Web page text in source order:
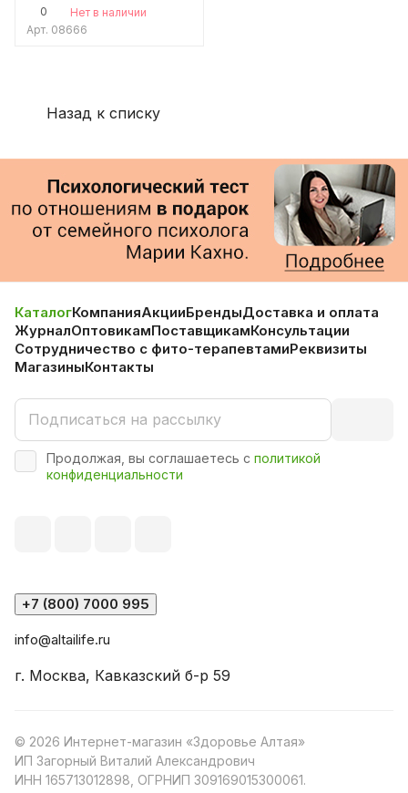
0
Нет в наличии
Арт. 08666
Назад к списку
КаталогКомпанияАкцииБрендыДоставка и оплата
ЖурналОптовикамПоставщикамКонсультации
Сотрудничество с фито-терапевтамиРеквизиты
МагазиныКонтакты
Продолжая, вы соглашаетесь с политикой
конфиденциальности
+7 (800) 7000 995
info@altailife.ru
г. Москва, Кавказский б-р 59
© 2026 Интернет-магазин «Здоровье Алтая»
ИП Загорный Виталий Александрович
ИНН 165713012898, ОГРНИП 309169015300061.